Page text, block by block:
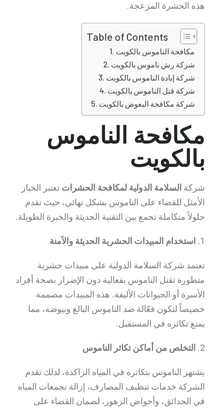
هذه الحشرة المزعجة.
Table of Contents
مكافحة الناموس بالكويت
شركة رش ناموس بالكويت
شركة إبادة الناموس بالكويت
شركة قتل الناموس بالكويت
شركة مكافحة البعوض بالكويت
مكافحة الناموس
بالكويت
شركة السلامة الدولية لمكافحة الحشرات تعتبر الخيار
الأمثل للقضاء على الناموس بشكل نهائي، حيث تقدم
حلولاً متكاملة تجمع بين التقنية الحديثة والخبرة الطويلة.
1. استخدام المبيدات الحشرية الحديثة والآمنة
تعتمد شركة السلامة الدولية على مبيدات حشرية
متطورة تقتل الناموس بفعالية دون الإضرار بصحة أفراد
الأسرة أو الحيوانات الأليفة. هذه المبيدات مصممة
خصيصاً لتكون فعّالة ضد الناموس البالغ وبيوضه، مما
يمنع تكاثره في المستقبل.
2. التخلص من أماكن تكاثر الناموس
يشتهر الناموس بتكاثره في المياه الراكدة، لذلك تقدم
الشركة خدمات تنظيف المصارف، إزالة تجمعات المياه
في الحدائق، وأحواض الزهور، لضمان القضاء على